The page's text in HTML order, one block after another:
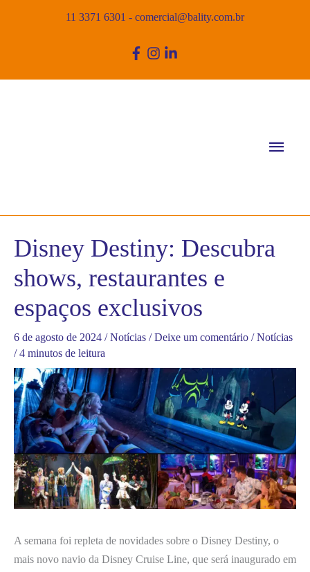
11 3371 6301 - comercial@bality.com.br
Disney Destiny: Descubra
shows, restaurantes e
espaços exclusivos
6 de agosto de 2024 /Notícias /Deixe um comentário /Notícias
/4 minutos de leitura
A semana foi repleta de novidades sobre o Disney Destiny, o
mais novo navio da Disney Cruise Line, que será inaugurado em